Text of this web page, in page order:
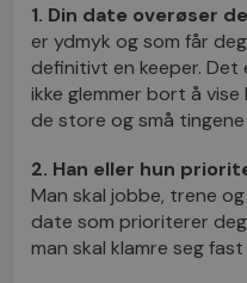
1. Din date overøser
er ydmyk og som får
definitivt en keeper. Det
ikke glemmer bort å
de store og små tingene
2. Han eller hun
Man skal jobbe, trene
date som prioriterer
man skal klamre seg fast